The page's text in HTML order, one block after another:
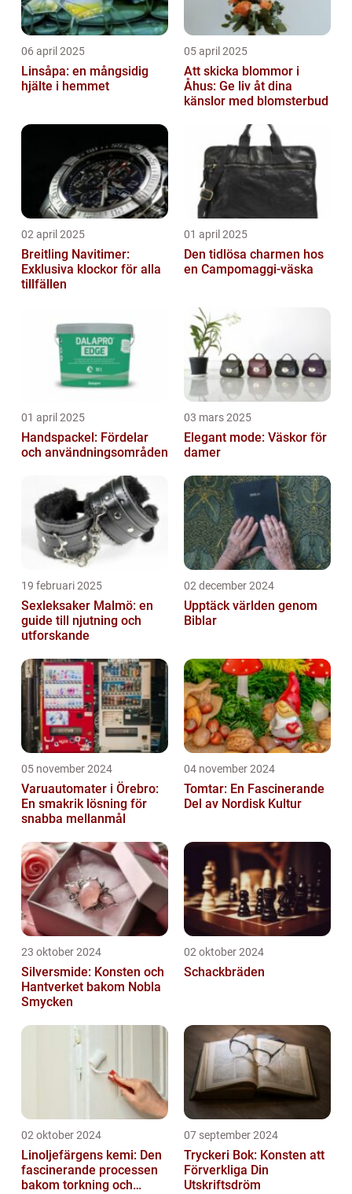
06 april 2025
Linsåpa: en mångsidig
hjälte i hemmet
05 april 2025
Att skicka blommor i
Åhus: Ge liv åt dina
känslor med blomsterbud
02 april 2025
Breitling Navitimer:
Exklusiva klockor för alla
tillfällen
01 april 2025
Den tidlösa charmen hos
en Campomaggi-väska
01 april 2025
Handspackel: Fördelar
och användningsområden
03 mars 2025
Elegant mode: Väskor för
damer
19 februari 2025
Sexleksaker Malmö: en
guide till njutning och
utforskande
02 december 2024
Upptäck världen genom
Biblar
05 november 2024
Varuautomater i Örebro:
En smakrik lösning för
snabba mellanmål
04 november 2024
Tomtar: En Fascinerande
Del av Nordisk Kultur
23 oktober 2024
Silversmide: Konsten och
Hantverket bakom Nobla
Smycken
02 oktober 2024
Schackbräden
02 oktober 2024
Linoljefärgens kemi: Den
fascinerande processen
bakom torkning och
07 september 2024
Tryckeri Bok: Konsten att
Förverkliga Din
Utskriftsdröm